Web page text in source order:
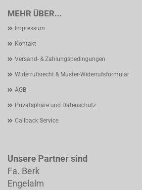
MEHR ÜBER...
Impressum
Kontakt
Versand- & Zahlungsbedingungen
Widerrufsrecht & Muster-Widerrufsformular
AGB
Privatsphäre und Datenschutz
Callback Service
Unsere Partner sind
Fa. Berk
Engelalm